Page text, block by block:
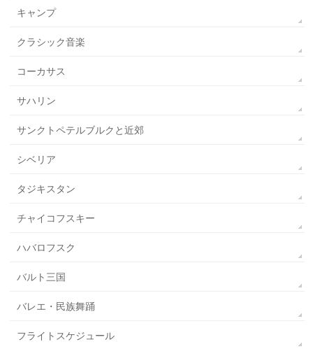
キャンプ
クラシック音楽
コーカサス
サハリン
サンクトペテルブルクと近郊
シベリア
タジキスタン
チャイコフスキー
ハバロフスク
バルト三国
バレエ・民族舞踊
フライトスケジュール